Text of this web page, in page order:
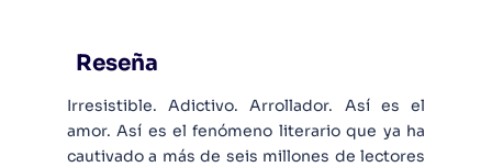
Reseña
Irresistible. Adictivo. Arrollador. Así es el
amor. Así es el fenómeno literario que ya ha
cautivado a más de seis millones de lectores